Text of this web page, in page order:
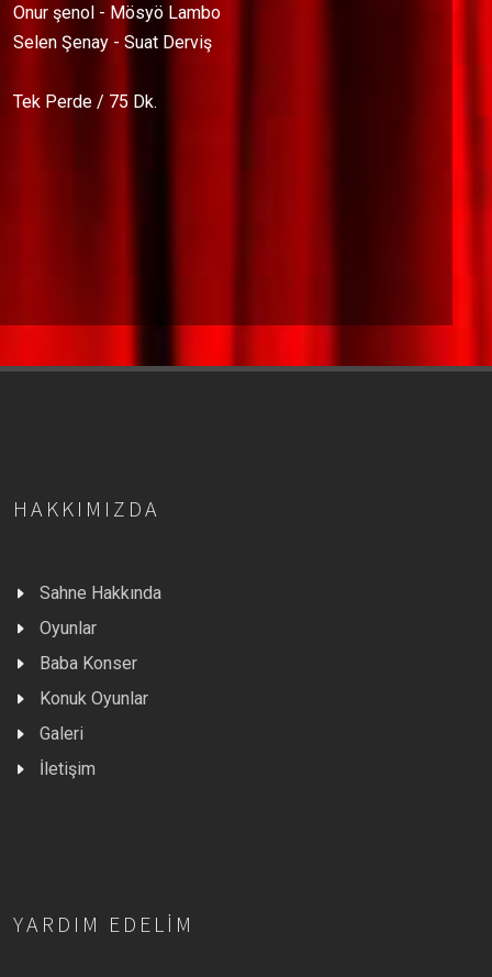
Onur şenol - Mösyö Lambo
Selen Şenay - Suat Derviş
Tek Perde / 75 Dk.
HAKKIMIZDA
Sahne Hakkında
Oyunlar
Baba Konser
Konuk Oyunlar
Galeri
İletişim
YARDIM EDELIM